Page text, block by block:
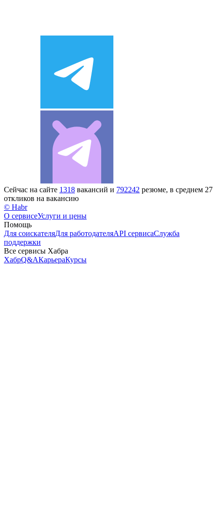
Сейчас на сайте 1318 вакансий и 792242 резюме, в среднем 27
откликов на вакансию
© Habr
О сервисеУслуги и цены
Помощь
Для соискателяДля работодателяAPI сервисаСлужба
поддержки
Все сервисы Хабра
ХабрQ&AКарьераКурсы